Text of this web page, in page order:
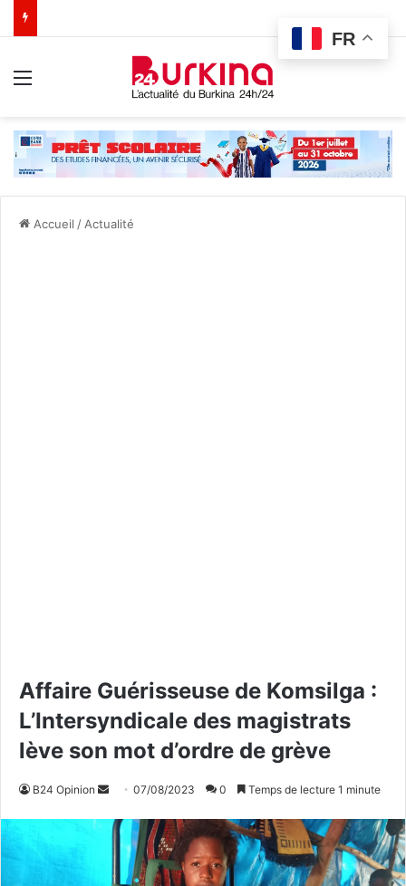
Accueil / Actualité
Affaire Guérisseuse de Komsilga :
L’Intersyndicale des magistrats
lève son mot d’ordre de grève
B24 Opinion
v
o
y
07/08/2023 0 Temps de lecture 1 minute
FR